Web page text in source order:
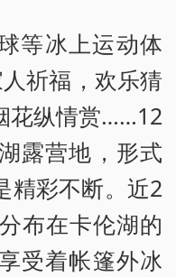
等冰上运动体
祈福，欢乐猜
花纵情赏……12
露营地，形式
精彩不断。近2
布在卡伦湖的
受着帐篷外冰